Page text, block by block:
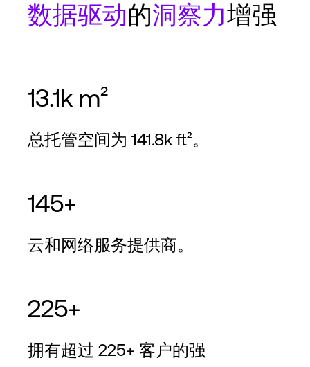
数据驱动的洞察力增强
13.1k m²
总托管空间为 141.8k ft²。
145+
云和网络服务提供商。
225+
拥有超过 225+ 客户的强